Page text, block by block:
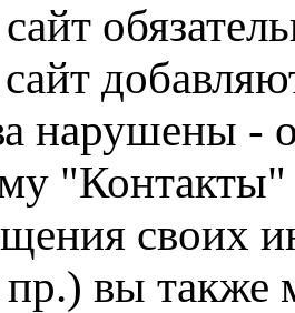
нарушены -
"Контакты"
своих
вы также